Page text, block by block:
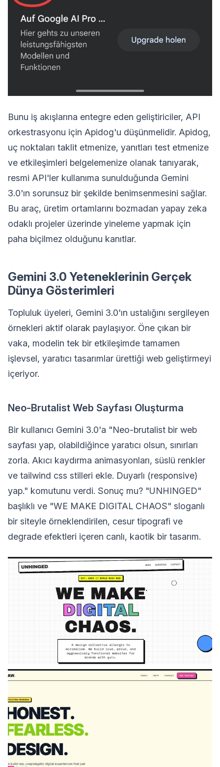
Bunu iş akışlarına entegre eden geliştiriciler, API
orkestrasyonu için Apidog'u düşünmelidir. Apidog,
uç noktaları taklit etmenize, yanıtları test etmenize
ve etkileşimleri belgelemenize olanak tanıyarak,
resmi API'ler kullanıma sunulduğunda Gemini
3.0'ın sorunsuz bir şekilde benimsenmesini sağlar.
Bu araç, üretim ortamlarını bozmadan yapay zeka
odaklı projeler üzerinde yineleme yapmak için
paha biçilmez olduğunu kanıtlar.
Gemini 3.0 Yeteneklerinin Gerçek
Dünya Gösterimleri
Topluluk üyeleri, Gemini 3.0'ın ustalığını sergileyen
örnekleri aktif olarak paylaşıyor. Öne çıkan bir
vaka, modelin tek bir etkileşimde tamamen
işlevsel, yaratıcı tasarımlar ürettiği web geliştirmeyi
içeriyor.
Neo-Brutalist Web Sayfası Oluşturma
Bir kullanıcı Gemini 3.0'a "Neo-brutalist bir web
sayfası yap, olabildiğince yaratıcı olsun, sınırları
zorla. Akıcı kaydırma animasyonları, süslü renkler
ve tailwind css stilleri ekle. Duyarlı (responsive)
yap." komutunu verdi. Sonuç mu? "UNHINGED"
başlıklı ve "WE MAKE DIGITAL CHAOS" sloganlı
bir siteyle örneklendirilen, cesur tipografi ve
degrade efektleri içeren canlı, kaotik bir tasarım.